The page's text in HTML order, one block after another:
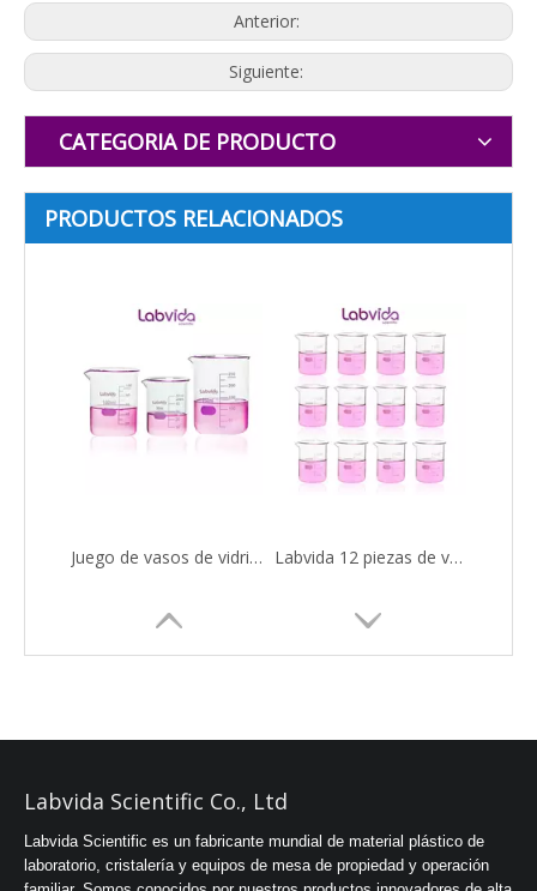
Anterior:
Siguiente:
CATEGORIA DE PRODUCTO
PRODUCTOS RELACIONADOS
Juego de vasos de vidrio de baja forma Labvida 3 tamaños, 50 ml 100 ml 250 ml, 3.3 Borosilicato con graduación impresa, LVA017 Labvida 12 piezas de vasos de vidrio Griffin de baja forma, Vol.200ml, 3.3 Borosilicato con graduación impresa, LVA008
Labvida Scientific Co., Ltd
Labvida Scientific es un fabricante mundial de material plástico de
laboratorio, cristalería y equipos de mesa de propiedad y operación